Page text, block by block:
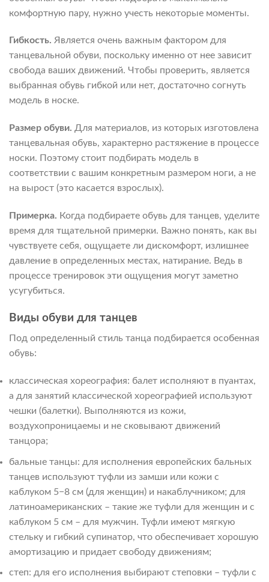
комфортную пару, нужно учесть некоторые моменты.
Гибкость. Является очень важным фактором для
танцевальной обуви, поскольку именно от нее зависит
свобода ваших движений. Чтобы проверить, является
выбранная обувь гибкой или нет, достаточно согнуть
модель в носке.
Размер обуви. Для материалов, из которых изготовлена
танцевальная обувь, характерно растяжение в процессе
носки. Поэтому стоит подбирать модель в
соответствии с вашим конкретным размером ноги, а не
на вырост (это касается взрослых).
Примерка. Когда подбираете обувь для танцев, уделите
время для тщательной примерки. Важно понять, как вы
чувствуете себя, ощущаете ли дискомфорт, излишнее
давление в определенных местах, натирание. Ведь в
процессе тренировок эти ощущения могут заметно
усугубиться.
Виды обуви для танцев
Под определенный стиль танца подбирается особенная
обувь:
классическая хореография: балет исполняют в пуантах,
а для занятий классической хореографией используют
чешки (балетки). Выполняются из кожи,
воздухопроницаемы и не сковывают движений
танцора;
бальные танцы: для исполнения европейских бальных
танцев используют туфли из замши или кожи с
каблуком 5−8 см (для женщин) и накаблучником; для
латиноамериканских – такие же туфли для женщин и с
каблуком 5 см – для мужчин. Туфли имеют мягкую
стельку и гибкий супинатор, что обеспечивает хорошую
амортизацию и придает свободу движениям;
степ: для его исполнения выбирают степовки – туфли с